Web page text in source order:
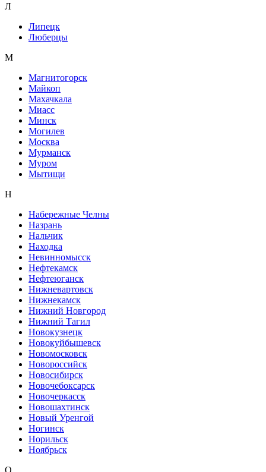
Л
Липецк
Люберцы
М
Магнитогорск
Майкоп
Махачкала
Миасс
Минск
Могилев
Москва
Мурманск
Муром
Мытищи
Н
Набережные Челны
Назрань
Нальчик
Находка
Невинномысск
Нефтекамск
Нефтеюганск
Нижневартовск
Нижнекамск
Нижний Новгород
Нижний Тагил
Новокузнецк
Новокуйбышевск
Новомосковск
Новороссийск
Новосибирск
Новочебоксарск
Новочеркасск
Новошахтинск
Новый Уренгой
Ногинск
Норильск
Ноябрьск
О